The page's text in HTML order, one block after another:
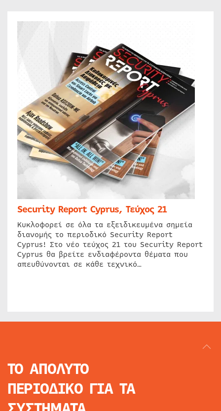
Security Report Cyprus, Τεύχος 21
Κυκλοφορεί σε όλα τα εξειδικευμένα σημεία
διανομής το περιοδικό Security Report
Cyprus! Στο νέο τεύχος 21 του Security Report
Cyprus θα βρείτε ενδιαφέροντα θέματα που
απευθύνονται σε κάθε τεχνικό…
ΤΟ ΑΠΟΛΥΤΟ
ΠΕΡΙΟΔΙΚΟ ΓΙΑ ΤΑ